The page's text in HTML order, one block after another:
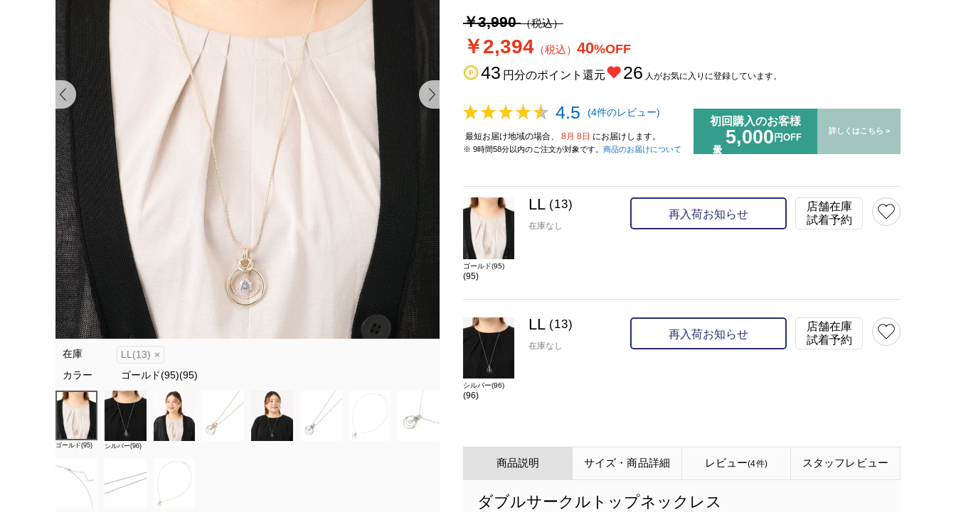
在庫 LL(13) ×
カラー
ゴールド(95)(95)
ゴールド(95) シルバー(96)
￥3,990（税込）
￥2,394 （税込） 40%OFF
43 円分のポイント還元 26 人がお気に入りに登録しています。
4.5 (4件のレビュー)
最短お届け地域の場合、 8月 8日 にお届けします。
※ 9時間58分以内のご注文が対象です。 商品のお届けについて
初回購入のお客様
5,000 円OFF
詳しくはこちら >
ゴールド(95)
(95)
LL (13)
在庫なし
再入荷お知らせ
店舗在庫
試着予約
シルバー(96)
(96)
LL (13)
在庫なし
再入荷お知らせ
店舗在庫
試着予約
商品説明 サイズ・商品詳細 レビュー(4件) スタッフ レビュー
ダブルサークルトップネックレス